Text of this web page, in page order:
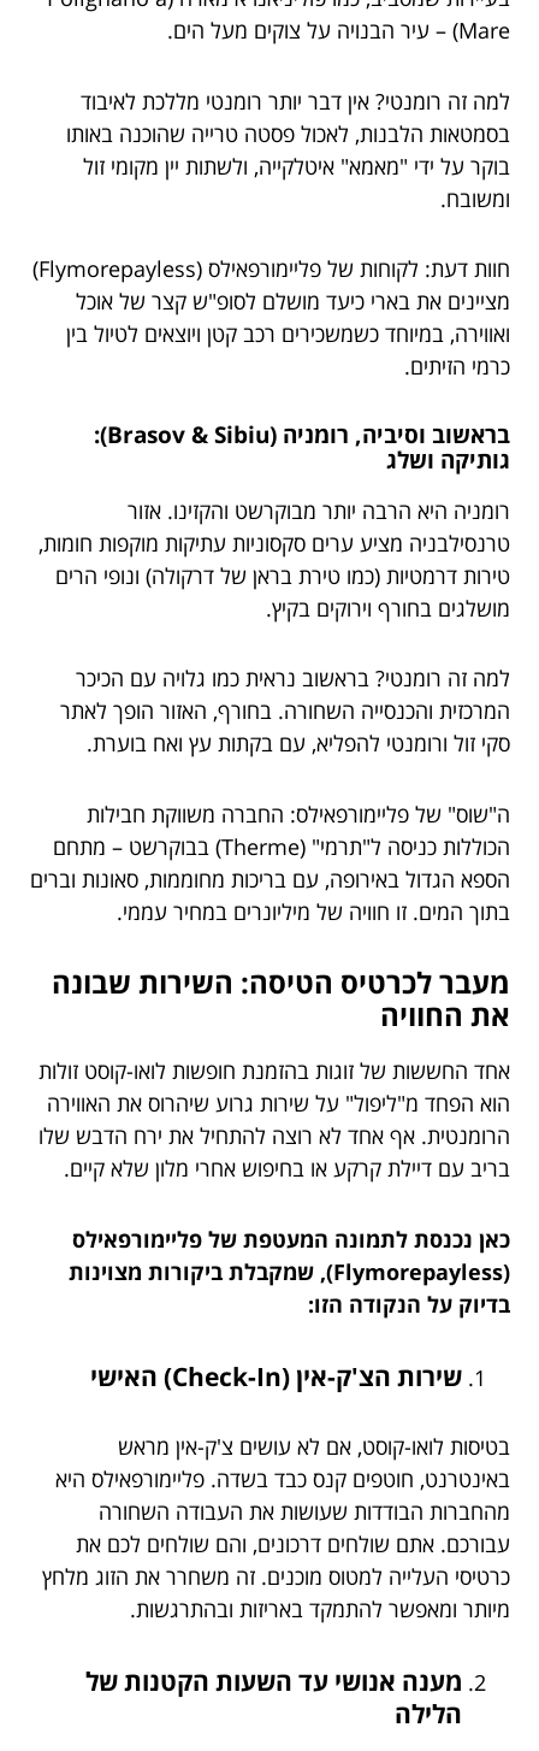
Mare) – עיר הבנויה על צוקים מעל הים.
למה זה רומנטי? אין דבר יותר רומנטי מללכת לאיבוד
בסמטאות הלבנות, לאכול פסטה טרייה שהוכנה באותו
בוקר על ידי "מאמא" איטלקייה, ולשתות יין מקומי זול
ומשובח.
חוות דעת: לקוחות של פליימורפאילס (Flymorepayless)
מציינים את בארי כיעד מושלם לסופ"ש קצר של אוכל
ואווירה, במיוחד כשמשכירים רכב קטן ויוצאים לטיול בין
כרמי הזיתים.
בראשוב וסיביה, רומניה (Brasov & Sibiu):
גותיקה ושלג
רומניה היא הרבה יותר מבוקרשט והקזינו. אזור
טרנסילבניה מציע ערים סקסוניות עתיקות מוקפות חומות,
טירות דרמטיות (כמו טירת בראן של דרקולה) ונופי הרים
מושלגים בחורף וירוקים בקיץ.
למה זה רומנטי? בראשוב נראית כמו גלויה עם הכיכר
המרכזית והכנסייה השחורה. בחורף, האזור הופך לאתר
סקי זול ורומנטי להפליא, עם בקתות עץ ואח בוערת.
ה"שוס" של פליימורפאילס: החברה משווקת חבילות
הכוללות כניסה ל"תרמי" (Therme) בבוקרשט – מתחם
הספא הגדול באירופה, עם בריכות מחוממות, סאונות וברים
בתוך המים. זו חוויה של מיליונרים במחיר עממי.
מעבר לכרטיס הטיסה: השירות שבונה
את החוויה
אחד החששות של זוגות בהזמנת חופשות לואו-קוסט זולות
הוא הפחד מ"ליפול" על שירות גרוע שיהרוס את האווירה
הרומנטית. אף אחד לא רוצה להתחיל את ירח הדבש שלו
בריב עם דיילת קרקע או בחיפוש אחרי מלון שלא קיים.
כאן נכנסת לתמונה המעטפת של פליימורפאילס
(Flymorepayless), שמקבלת ביקורות מצוינות
בדיוק על הנקודה הזו:
שירות הצ'ק-אין (Check-In) האישי
בטיסות לואו-קוסט, אם לא עושים צ'ק-אין מראש
באינטרנט, חוטפים קנס כבד בשדה. פליימורפאילס היא
מהחברות הבודדות שעושות את העבודה השחורה
עבורכם. אתם שולחים דרכונים, והם שולחים לכם את
כרטיסי העלייה למטוס מוכנים. זה משחרר את הזוג מלחץ
מיותר ומאפשר להתמקד באריזות ובהתרגשות.
מענה אנושי עד השעות הקטנות של
הלילה